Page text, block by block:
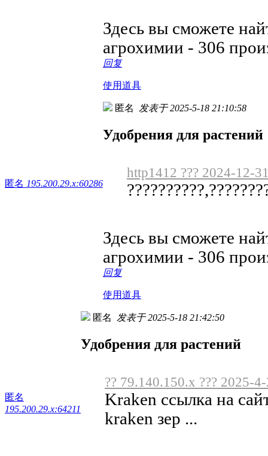
Здесь вы сможете
агрохимии - 306
回复
使用道具
匿名 195.200.29.x:60286
匿名 发表于 2025-5-18 21:10:58
Удобрения для растений
http1412 ??? 2024-12-
Здесь вы сможете
агрохимии - 306
回复
使用道具
匿名
195.200.29.x:64211
匿名 发表于 2025-5-18 21:42:50
Удобрения для растений
?? 79.140.150.x ??? 2025-
Kraken ссылка на
kraken зер ...